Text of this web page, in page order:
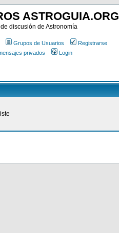
ASTROGUIA.ORG
discusión de Astronomía
Grupos de Usuarios
Registrarse
privados Login